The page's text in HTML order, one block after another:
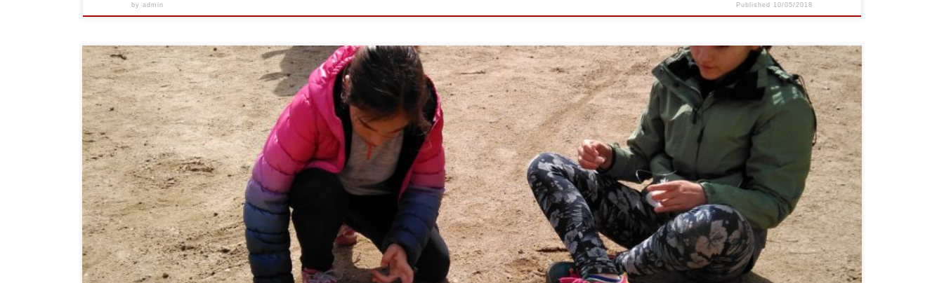
byadmin Published 10/05/2018
Volem compartir algunes idees que a nosaltres ens funcionen molt bé. 1.- Gamificar les classes, per exemple amb una scaperoom. Els reptes engresquen els infants i els animen
a treballar cooperant i posant en marxa tots els coneixements i habilitats apreses. 2.- Aprenentatge significatiu: sortides educatives de cap de setmana amb famílies; colònies
científiques d’estiu i Setmana Santa. Sortir de l’àmbit escolar quotidià, compartir experiències i descobriments […]